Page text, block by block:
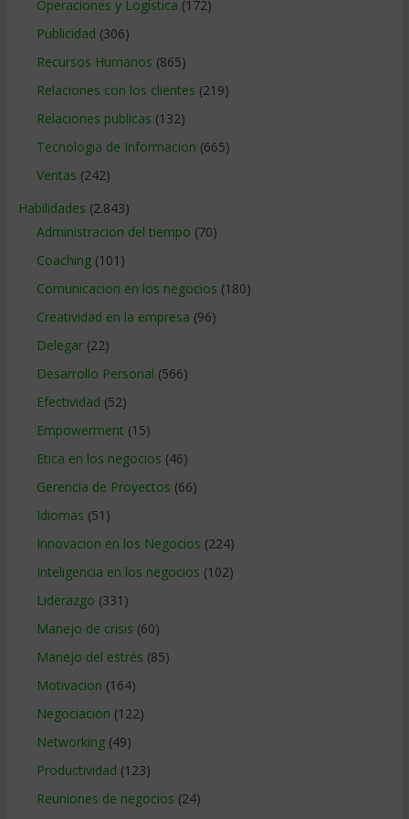
Operaciones y Logística (172)
Publicidad (306)
Recursos Humanos (865)
Relaciones con los clientes (219)
Relaciones publicas (132)
Tecnologia de Informacion (665)
Ventas (242)
Habilidades (2.843)
Administracion del tiempo (70)
Coaching(101)
Comunicacion en los negocios (180)
Creatividad en la empresa (96)
Delegar(22)
Desarrollo Personal (566)
Efectividad (52)
Empowerment (15)
Etica en los negocios (46)
Gerencia de Proyectos (66)
Idiomas (51)
Innovacion en los Negocios (224)
Inteligencia en los negocios (102)
Liderazgo (331)
Manejo de crisis (60)
Manejo del estrés (85)
Motivacion (164)
Negociacion (122)
Networking(49)
Productividad (123)
Reuniones de negocios (24)